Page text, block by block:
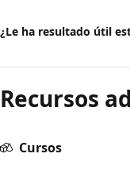
¿Le ha resultado útil
Recursos
Cursos